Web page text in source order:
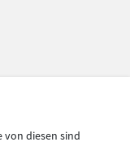
von diesen sind